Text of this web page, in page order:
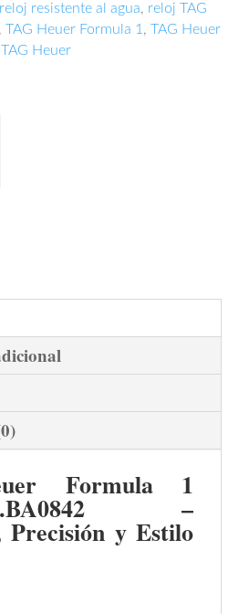
reloj resistente al agua, reloj TAG
, TAG Heuer Formula 1, TAG Heuer
TAG Heuer
Formula 1
–
Precisión y Estilo